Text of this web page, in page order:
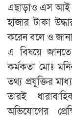
এছাড়াও এস আই
হাজার টাকা
করেন বলে ও
এ বিষয়ে জানতে
কর্মকতা মোঃ
তথ্য প্রযুক্তির
তারই
অভিযোগের